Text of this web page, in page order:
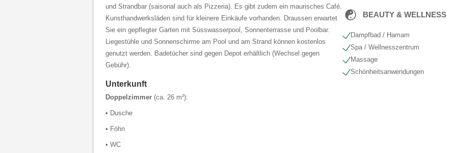
und Strandbar (saisonal auch als Pizzeria). Es gibt zudem ein maurisches Café.
Kunsthandwerksläden sind für kleinere Einkäufe vorhanden. Draussen erwartet
Sie ein gepflegter Garten mit Süsswasserpool, Sonnenterrasse und Poolbar.
Liegestühle und Sonnenschirme am Pool und am Strand können kostenlos
genutzt werden. Badetücher sind gegen Depot erhältlich (Wechsel gegen
Gebühr).
Unterkunft
Doppelzimmer (ca. 26 m²):
• Dusche
• Föhn
• WC
BEAUTY & WELLNESS
Dampfbad / Hamam
Spa / Wellnesszentrum
Massage
Schönheits​anwendungen